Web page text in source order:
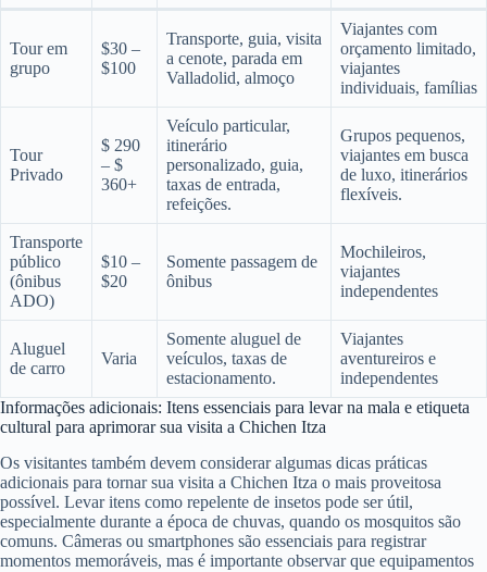
Tour em
grupo
$30 –
$100
Transporte, guia, visita
a cenote, parada em
Valladolid, almoço
Viajantes com
orçamento limitado,
viajantes
individuais, famílias
Tour
Privado
$ 290
– $
360+
Veículo particular,
itinerário
personalizado, guia,
taxas de entrada,
refeições.
Grupos pequenos,
viajantes em busca
de luxo, itinerários
flexíveis.
Transporte
público
(ônibus
ADO)
$10 –
$20
Somente passagem de
ônibus
Mochileiros,
viajantes
independentes
Aluguel
de carro
Varia
Somente aluguel de
veículos, taxas de
estacionamento.
Viajantes
aventureiros e
independentes
Informações adicionais: Itens essenciais para levar na mala e etiqueta
cultural para aprimorar sua visita a Chichen Itza
Os visitantes também devem considerar algumas dicas práticas
adicionais para tornar sua visita a Chichen Itza o mais proveitosa
possível. Levar itens como repelente de insetos pode ser útil,
especialmente durante a época de chuvas, quando os mosquitos são
comuns. Câmeras ou smartphones são essenciais para registrar
momentos memoráveis, mas é importante observar que equipamentos